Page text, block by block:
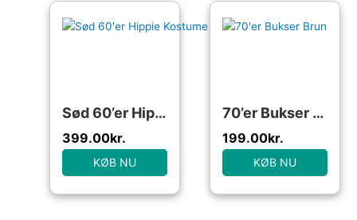
Sød 60’er Hippie Kostume
399.00kr.
KØB NU
70’er Bukser Brun
199.00kr.
KØB NU